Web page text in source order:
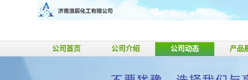
公司首页 公司介绍 公司动态 产品